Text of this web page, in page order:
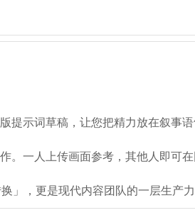
提示词草稿，让您把精力放在叙事
。一人上传画面参考，其他人即可
」，更是现代内容团队的一层生产力